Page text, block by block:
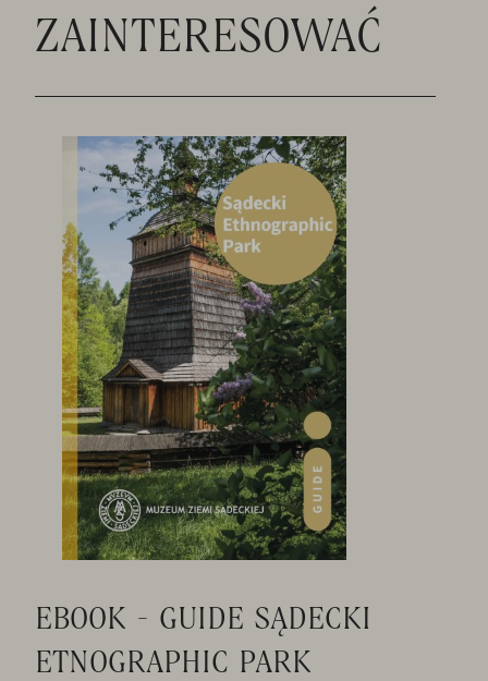
ZAINTERESOWAĆ
EBOOK - GUIDE SĄDECKI
ETNOGRAPHIC PARK